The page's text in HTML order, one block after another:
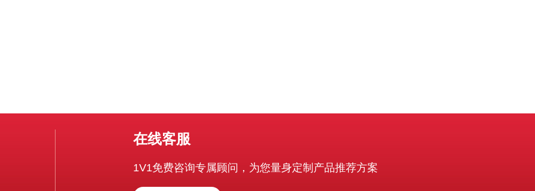
在线客服
1V1免费咨询专属顾问，为您量身定制产品推荐方案